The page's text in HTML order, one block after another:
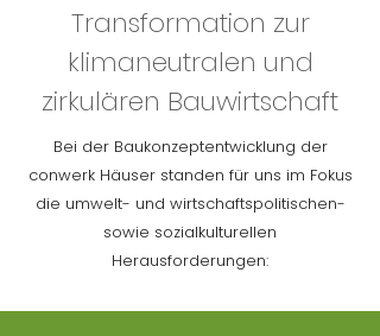
Transformation zur
klimaneutralen und
zirkulären Bauwirtschaft
Bei der Baukonzeptentwicklung der
conwerk Häuser standen für uns im Fokus
die umwelt- und wirtschaftspolitischen-
sowie sozialkulturellen
Herausforderungen: